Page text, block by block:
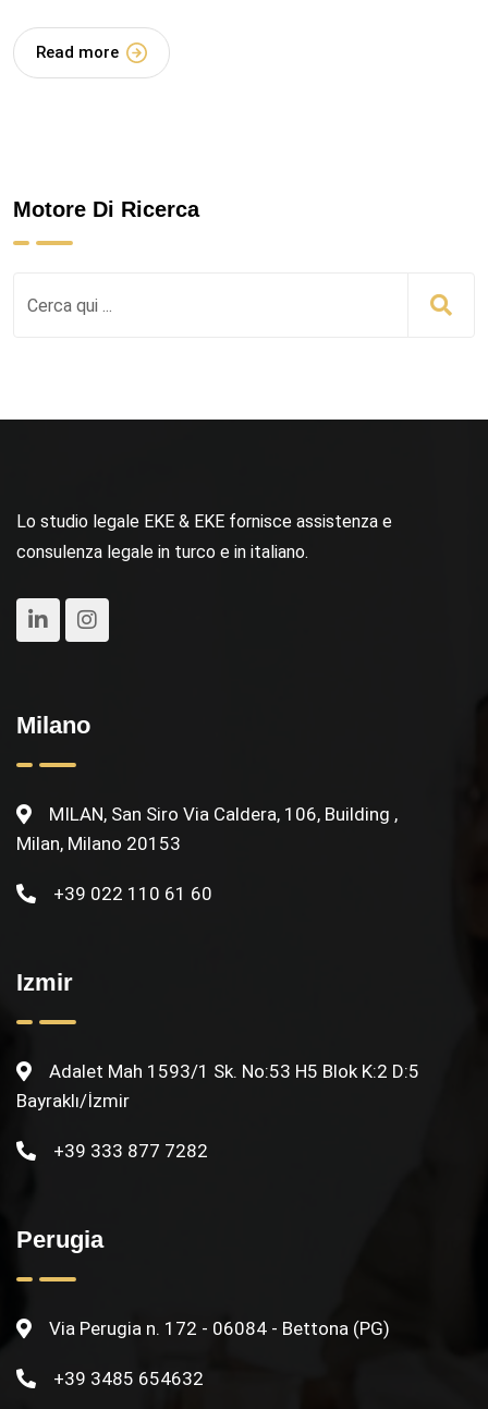
Read more
Motore Di Ricerca
Lo studio legale EKE & EKE fornisce assistenza e
consulenza legale in turco e in italiano.
Milano
MILAN, San Siro Via Caldera, 106, Building ,
Milan, Milano 20153
+39 022 110 61 60
Izmir
Adalet Mah 1593/1 Sk. No:53 H5 Blok K:2 D:5
Bayraklı/İzmir
+39 333 877 7282
Perugia
Via Perugia n. 172 - 06084 - Bettona (PG)
+39 3485 654632